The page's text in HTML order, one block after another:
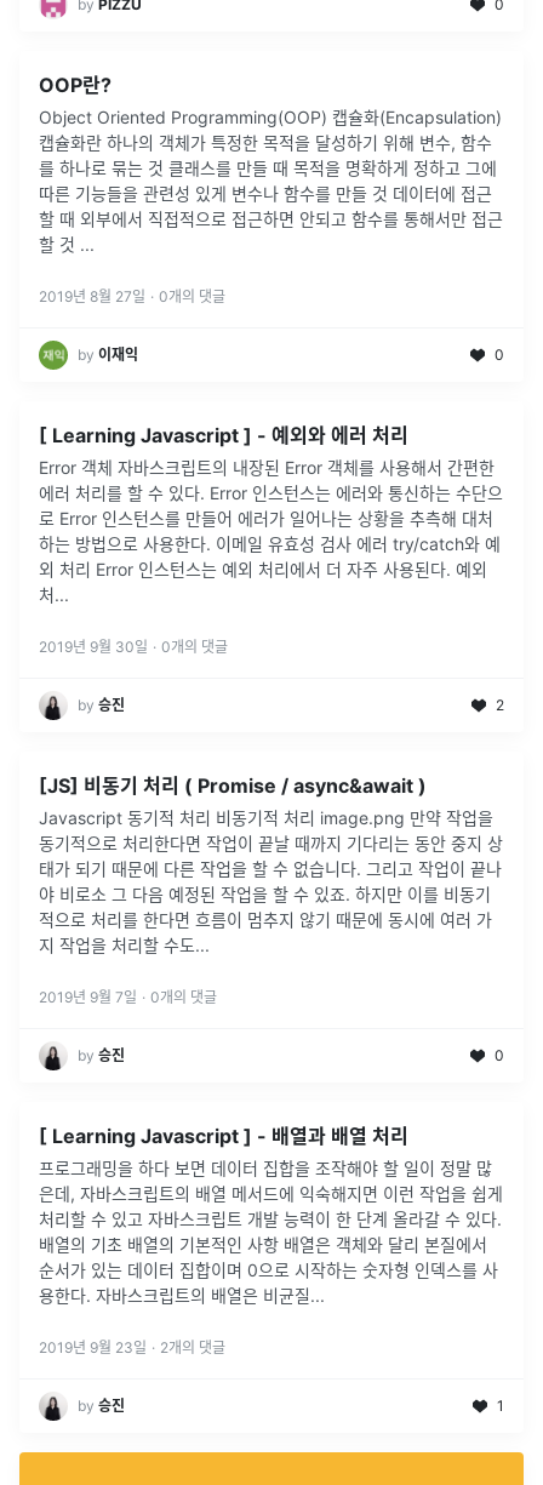
by PIZZU 0
OOP란?
Object Oriented Programming(OOP) 캡슐화(Encapsulation)
캡슐화란 하나의 객체가 특정한 목적을 달성하기 위해 변수, 함수
를 하나로 묶는 것 클래스를 만들 때 목적을 명확하게 정하고 그에
따른 기능들을 관련성 있게 변수나 함수를 만들 것 데이터에 접근
할 때 외부에서 직접적으로 접근하면 안되고 함수를 통해서만 접근
할 것 ...
2019년 8월 27일 · 0개의 댓글
by 이재익 0
[ Learning Javascript ] - 예외와 에러 처리
Error 객체 자바스크립트의 내장된 Error 객체를 사용해서 간편한
에러 처리를 할 수 있다. Error 인스턴스는 에러와 통신하는 수단으
로 Error 인스턴스를 만들어 에러가 일어나는 상황을 추측해 대처
하는 방법으로 사용한다. 이메일 유효성 검사 에러 try/catch와 예
외 처리 Error 인스턴스는 예외 처리에서 더 자주 사용된다. 예외
처...
2019년 9월 30일 · 0개의 댓글
by 승진 2
[JS] 비동기 처리 ( Promise / async&await )
Javascript 동기적 처리 비동기적 처리 image.png 만약 작업을
동기적으로 처리한다면 작업이 끝날 때까지 기다리는 동안 중지 상
태가 되기 때문에 다른 작업을 할 수 없습니다. 그리고 작업이 끝나
야 비로소 그 다음 예정된 작업을 할 수 있죠. 하지만 이를 비동기
적으로 처리를 한다면 흐름이 멈추지 않기 때문에 동시에 여러 가
지 작업을 처리할 수도...
2019년 9월 7일 · 0개의 댓글
by 승진 0
[ Learning Javascript ] - 배열과 배열 처리
프로그래밍을 하다 보면 데이터 집합을 조작해야 할 일이 정말 많
은데, 자바스크립트의 배열 메서드에 익숙해지면 이런 작업을 쉽게
처리할 수 있고 자바스크립트 개발 능력이 한 단계 올라갈 수 있다.
배열의 기초 배열의 기본적인 사항 배열은 객체와 달리 본질에서
순서가 있는 데이터 집합이며 0으로 시작하는 숫자형 인덱스를 사
용한다. 자바스크립트의 배열은 비균질...
2019년 9월 23일 · 2개의 댓글
by 승진 1